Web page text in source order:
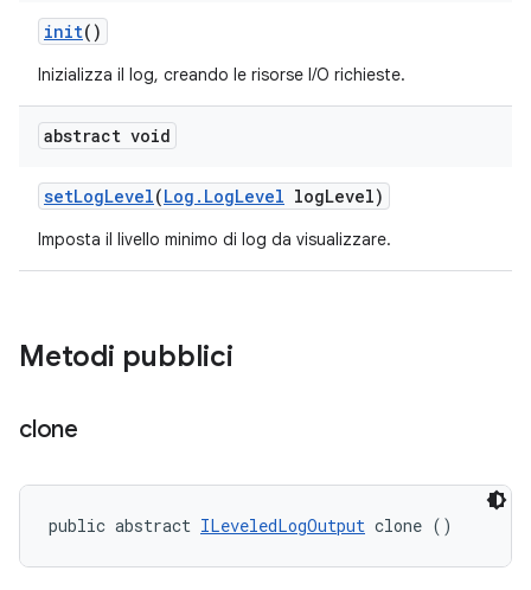
init()
Inizializza il log, creando le risorse I/O richieste.
abstract void
setLogLevel(Log . LogLevel logLevel)
Imposta il livello minimo di log da visualizzare.
Metodi pubblici
clone
public abstract ILeveledLogOutput clone ()